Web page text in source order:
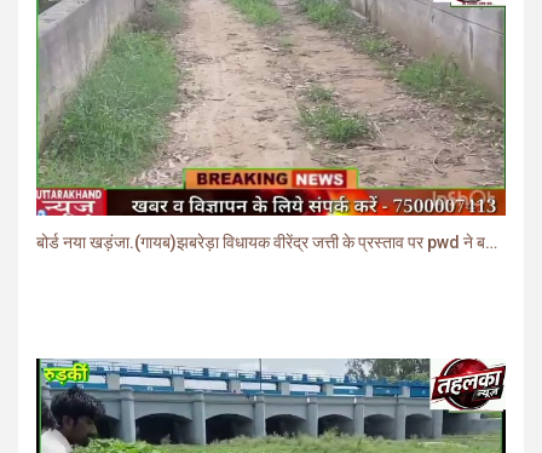
बोर्ड नया खड़ंजा.(गायब)झबरेड़ा विधायक वीरेंद्र जत्ती के प्रस्ताव पर pwd ने बनाया खड़ंजा